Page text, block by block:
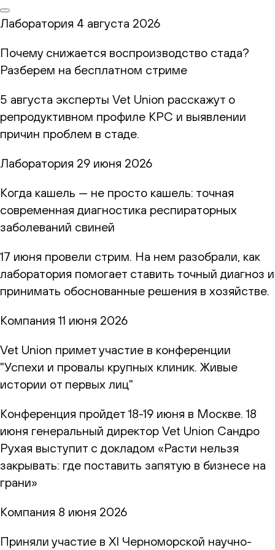
Лаборатория 4 августа 2026
Почему снижается воспроизводство стада?
Разберем на бесплатном стриме
5 августа эксперты Vet Union расскажут о
репродуктивном профиле КРС и выявлении
причин проблем в стаде.
Лаборатория 29 июня 2026
Когда кашель — не просто кашель: точная
современная диагностика респираторных
заболеваний свиней
17 июня провели стрим. На нем разобрали, как
лаборатория помогает ставить точный диагноз и
принимать обоснованные решения в хозяйстве.
Компания 11 июня 2026
Vet Union примет участие в конференции
"Успехи и провалы крупных клиник. Живые
истории от первых лиц"
Конференция пройдет 18-19 июня в Москве. 18
июня генеральный директор Vet Union Сандро
Рухая выступит с докладом «Расти нельзя
закрывать: где поставить запятую в бизнесе на
грани»
Компания 8 июня 2026
Приняли участие в XI Черноморской научно-